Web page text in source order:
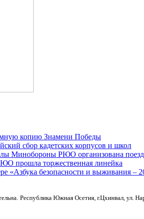
копию Знамени Победы
сбор кадетских корпусов и школ
Минобороны РЮО организована
прошла торжественная линейка
«Азбука безопасности и выживания –
Республика Южная Осетия, г.Цхинвал, ул.